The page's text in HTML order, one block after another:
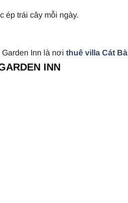
ép trái cây mỗi ngày.
Inn là nơi thuê villa Cát Bà
INN